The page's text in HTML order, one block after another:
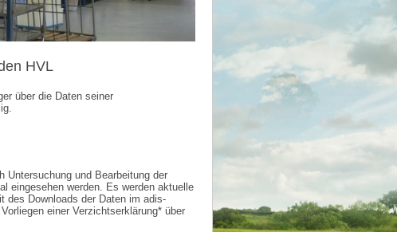
HVL
über die Daten seiner
Untersuchung und Bearbeitung der
eingesehen werden. Es werden aktuelle
des Downloads der Daten im adis-
Vorliegen einer Verzichtserklärung* über